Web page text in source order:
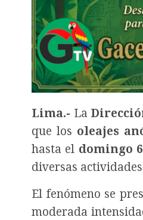
Lima.- La
que los oleajes
hasta el domingo
diversas
El fenómeno se
moderada